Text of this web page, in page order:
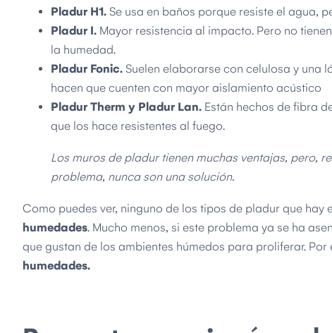
Pladur H1. Se usa en baños porque resiste el agua,
Pladur I. Mayor resistencia al impacto. Pero no
la humedad.
Pladur Fonic. Suelen elaborarse con celulosa y una
hacen que cuenten con mayor aislamiento acústico
Pladur Therm y Pladur Lan. Están hechos de fibra
que los hace resistentes al fuego.
Los muros de pladur tienen muchas ventajas, pero,
problema, nunca son una solución.
Como puedes ver, ninguno de los tipos de pladur que
humedades. Mucho menos, si este problema ya se ha
que gustan de los ambientes húmedos para proliferar. Por
humedades.